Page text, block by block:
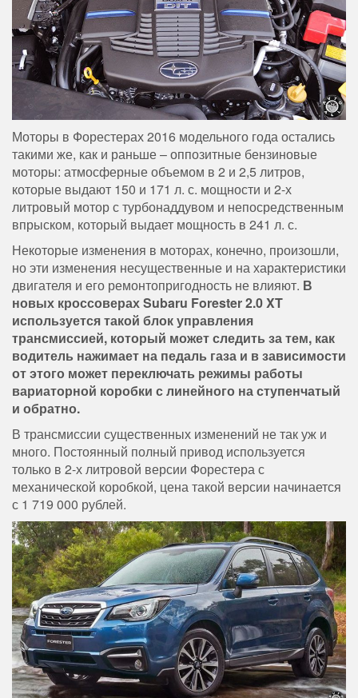
Моторы в Форестерах 2016 модельного года остались
такими же, как и раньше – оппозитные бензиновые
моторы: атмосферные объемом в 2 и 2,5 литров,
которые выдают 150 и 171 л. с. мощности и 2-х
литровый мотор с турбонаддувом и непосредственным
впрыском, который выдает мощность в 241 л. с.
Некоторые изменения в моторах, конечно, произошли,
но эти изменения несущественные и на характеристики
двигателя и его ремонтопригодность не влияют. В
новых кроссоверах Subaru Forester 2.0 XT
используется такой блок управления
трансмиссией, который может следить за тем, как
водитель нажимает на педаль газа и в зависимости
от этого может переключать режимы работы
вариаторной коробки с линейного на ступенчатый
и обратно.
В трансмиссии существенных изменений не так уж и
много. Постоянный полный привод используется
только в 2-х литровой версии Форестера с
механической коробкой, цена такой версии начинается
с 1 719 000 рублей.